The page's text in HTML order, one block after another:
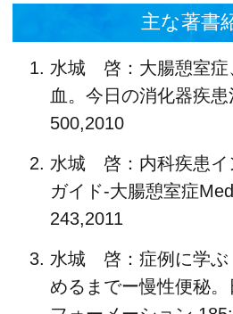
主な著書
水城 啓：大腸憩室症
血。今日の消化器疾
500,2010
水城 啓：内科疾患イ
ガイド-大腸憩室症
243,2011
水城 啓：症例に学
めるまでー慢性便秘